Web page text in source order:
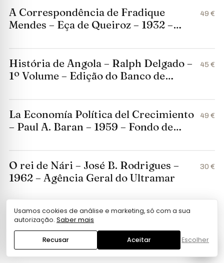
A Correspondência de Fradique
Mendes – Eça de Queiroz – 1932 –
49 €
História de Angola – Ralph Delgado –
1º Volume – Edição do Banco de
45 €
La Economía Política del Crecimiento
– Paul A. Baran – 1959 – Fondo de
49 €
O rei de Nári – José B. Rodrigues –
1962 – Agência Geral do Ultramar
30 €
Teoría y Realidad Económica – A. C.
Pigou – 1944 – Fondo de Cultura
Económica
Usamos cookies de análise e marketing, só com a sua
autorização. Saber mais
Recusar Aceitar Escolher